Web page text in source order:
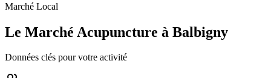
Marché Local
Le Marché Acupuncture à Balbigny
Données clés pour votre activité